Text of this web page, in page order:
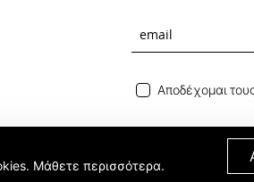
Μάθετε περισσότερα.
Αποδέχομαι